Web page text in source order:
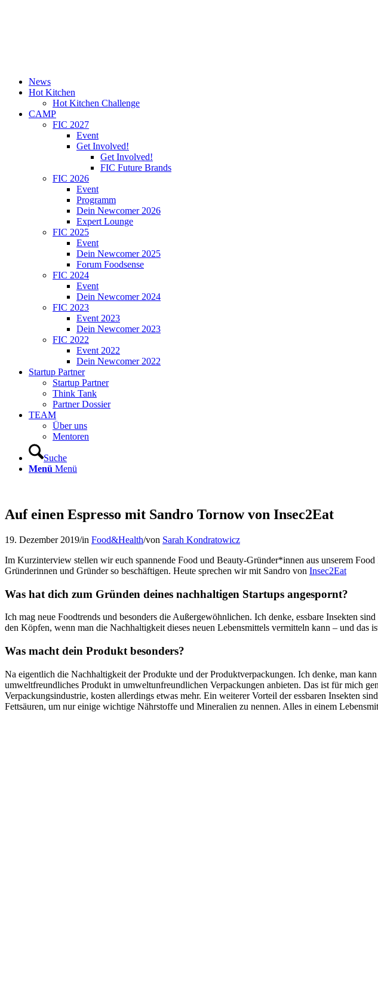
News
Hot Kitchen
Hot Kitchen Challenge
CAMP
FIC 2027
Event
Get Involved!
Get Involved!
FIC Future Brands
FIC 2026
Event
Programm
Dein Newcomer 2026
Expert Lounge
FIC 2025
Event
Dein Newcomer 2025
Forum Foodsense
FIC 2024
Event
Dein Newcomer 2024
FIC 2023
Event 2023
Dein Newcomer 2023
FIC 2022
Event 2022
Dein Newcomer 2022
Startup Partner
Startup Partner
Think Tank
Partner Dossier
TEAM
Über uns
Mentoren
Suche
Menü Menü
Auf einen Espresso mit Sandro Tornow von Insec2Eat
19. Dezember 2019/in Food&Health/von Sarah Kondratowicz
Im Kurzinterview stellen wir euch spannende Food und Beauty-Gründer*innen aus unserem
Gründerinnen und Gründer so beschäftigen. Heute sprechen wir mit Sandro von Insec2Eat
Was hat dich zum Gründen deines nachhaltigen Startups angespornt?
Ich mag neue Foodtrends und besonders die Außergewöhnlichen. Ich denke, essbare Insekten
den Köpfen, wenn man die Nachhaltigkeit dieses neuen Lebensmittels vermitteln kann – und das
Was macht dein Produkt besonders?
Na eigentlich die Nachhaltigkeit der Produkte und der Produktverpackungen. Ich denke, man
umweltfreundliches Produkt in umweltunfreundlichen Verpackungen anbieten. Das ist für mich
Verpackungsindustrie, kosten allerdings etwas mehr. Ein weiterer Vorteil der essbaren Insekten
Fettsäuren, um nur einige wichtige Nährstoffe und Mineralien zu nennen. Alles in einem